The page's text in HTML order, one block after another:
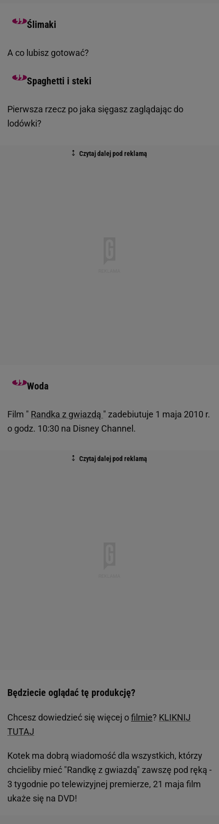
Ślimaki
A co lubisz gotować?
Spaghetti i steki
Pierwsza rzecz po jaka sięgasz zaglądając do
lodówki?
Woda
Film " Randka z gwiazdą " zadebiutuje 1 maja 2010 r.
o godz. 10:30 na Disney Channel.
Będziecie oglądać tę produkcję?
Chcesz dowiedzieć się więcej ofilmie? KLIKNIJ
TUTAJ
Kotek ma dobrą wiadomość dla wszystkich, którzy
chcieliby mieć "Randkę z gwiazdą" zawszę pod ręką -
3 tygodnie po telewizyjnej premierze, 21 maja film
ukaże się na DVD!